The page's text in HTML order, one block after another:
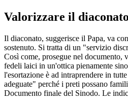
Valorizzare il
Il diaconato, suggerisce il Papa, va
sostenuto. Si tratta di un "servizio
Così come, prosegue nel documento,
fedeli laici in un'ottica pienamente
l'esortazione è ad intraprendere in
adeguate" perché i preti possano
Documento finale del Sinodo. Le